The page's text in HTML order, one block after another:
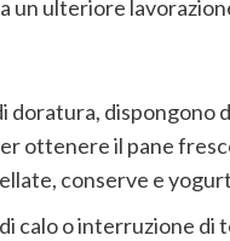
un ulteriore
ottenere il pane
conserve e
calo o interruzione